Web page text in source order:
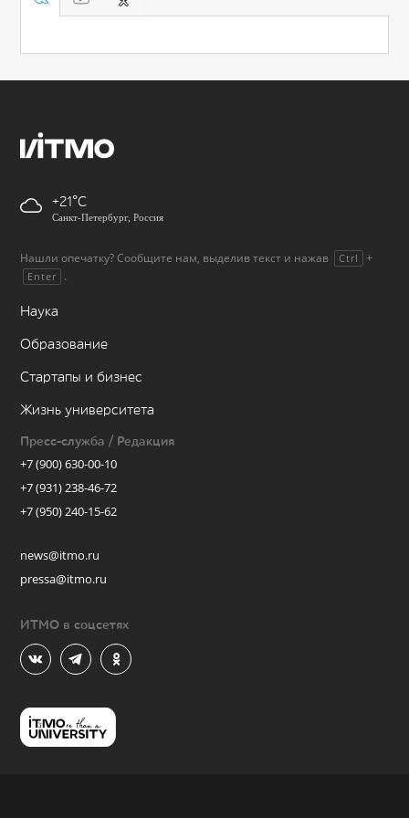
+21
Санкт-Петербург, Россия
Нашли опечатку? Сообщите нам, выделив текст и нажав Ctrl +
Enter .
Наука
Образование
Стартапы и бизнес
Жизнь университета
Пресс-служба / Редакция
+7 (900) 630-00-10
+7 (931) 238-46-72
+7 (950) 240-15-62
news@itmo.ru
pressa@itmo.ru
ИТМО в соцсетях